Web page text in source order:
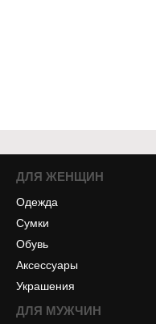
ДЛЯ ЖЕНЩИН
Одежда
Сумки
Обувь
Аксессуары
Украшения
ДЛЯ МУЖЧИН